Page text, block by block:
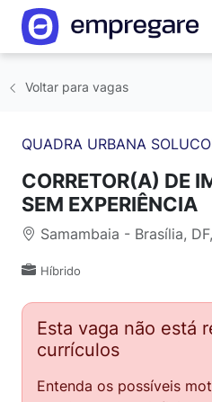
Voltar para vagas
QUADRA URBANA
CORRETOR(A) DE
SEM EXPERIÊNCIA
Samambaia - Brasília,
Híbrido
Esta vaga não está
currículos
Entenda os possíveis